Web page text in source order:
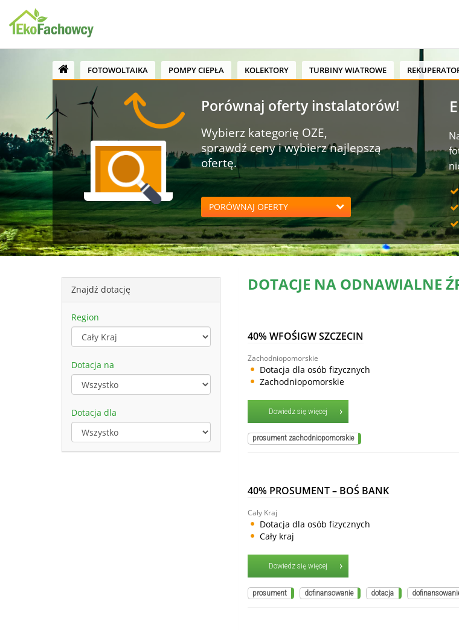
FOTOWOLTAIKA POMPY CIEPŁA KOLEKTORY TURBINY WIATROWE
Porównaj oferty instalatorów!
Wybierz kategorię OZE,
sprawdź ceny i wybierz najlepszą
ofertę.
PORÓWNAJ OFERTY
Znajdź dotację
Region
Dotacja na
Dotacja dla
DOTACJE NA ODNAWIALNE
40% WFOŚIGW SZCZECIN
Zachodniopomorskie
Dotacja dla osób fizycznych
Zachodniopomorskie
Dowiedz się więcej
prosument zachodniopomorskie
40% PROSUMENT – BOŚ BANK
Cały Kraj
Dotacja dla osób fizycznych
Cały kraj
Dowiedz się więcej
prosument dofinansowanie dotacja